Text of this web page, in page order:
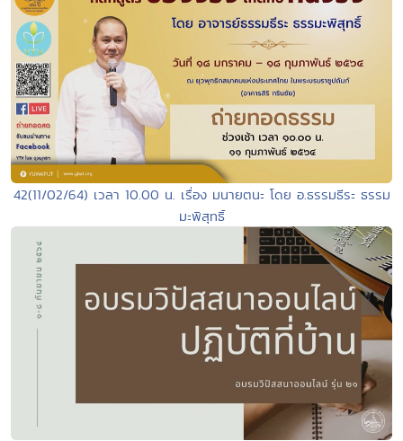
42(11/02/64) เวลา 10.00 น. เรื่อง มนายตนะ โดย อ.ธรรมธีระ ธรรม
มะพิสุทธิ์